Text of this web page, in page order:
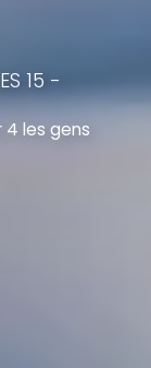
15 -
4 les gens